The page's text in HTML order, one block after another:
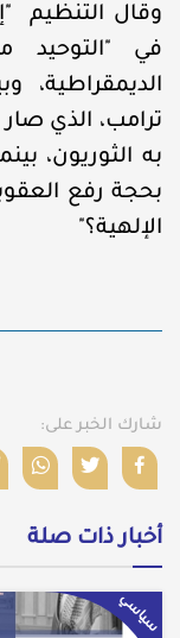
وقال التنظيم
في "التوحيد
ترامب، الذي صار
به الثوريون،
بحجة رفع
الإلهية؟"
شارك الخبر على:
أخبار ذات صلة
سياسي